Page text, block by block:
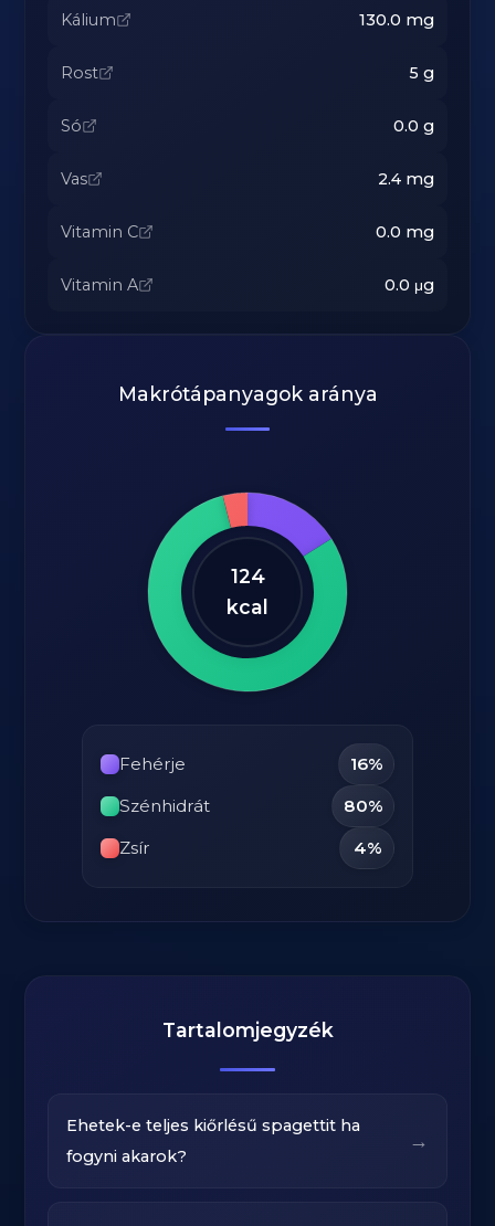
Kálium 130.0 mg
Rost 5 g
Só 0.0 g
Vas 2.4mg
Vitamin C 0.0 mg
Vitamin A 0.0 μg
Makrótápanyagok aránya
124
kcal
Fehérje
16%
Szénhidrát
80%
Zsír
4%
Tartalomjegyzék
Ehetek-e teljes kiőrlésű spagettit ha
fogyni akarok?
→